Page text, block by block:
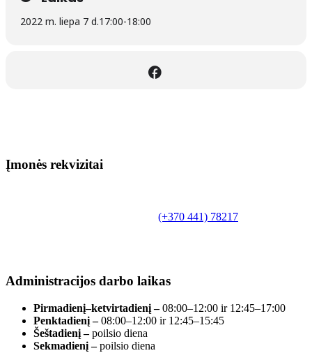
2022 m. liepa 7 d.17:00-18:00
Įmonės rekvizitai
(+370 441) 78217
Administracijos darbo laikas
Pirmadienį–ketvirtadienį –08:00–12:00 ir 12:45–17:00
Penktadienį –08:00–12:00 ir 12:45–15:45
Šeštadienį –poilsio diena
Sekmadienį –poilsio diena